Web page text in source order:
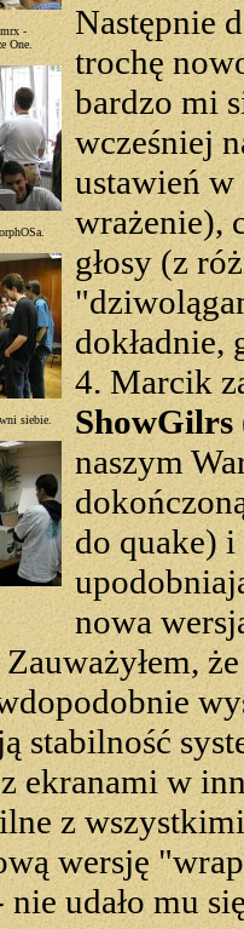
-
One.
siebie.
Następnie
trochę
bardzo mi
wcześniej
ustawień
wrażenie),
głosy (z
dokładnie,
4. Marcik
ShowGilrs
naszym
do quake) i
nowa
stabilność
ekranami w
z
wersję
udało mu